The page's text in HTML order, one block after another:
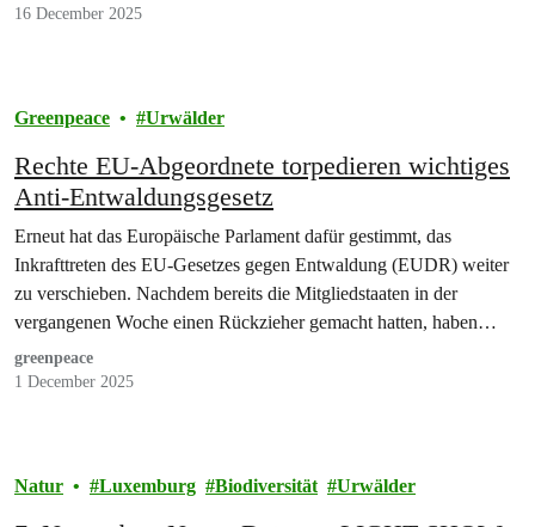
16 December 2025
Greenpeace Urwälder
Rechte EU-Abgeordnete torpedieren wichtiges
Anti-Entwaldungsgesetz
Erneut hat das Europäische Parlament dafür gestimmt, das
Inkrafttreten des EU-Gesetzes gegen Entwaldung (EUDR) weiter
zu verschieben. Nachdem bereits die Mitgliedstaaten in der
vergangenen Woche einen Rückzieher gemacht hatten, haben…
greenpeace
1 December 2025
Natur Luxemburg Biodiversität Urwälder